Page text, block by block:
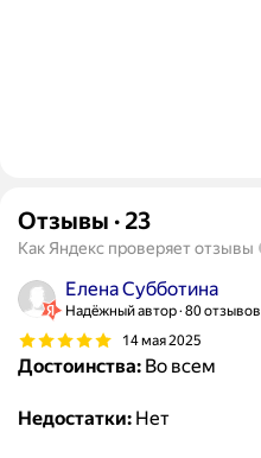
Отзывы · 23
Как Яндекс проверяет отзывы
Елена Субботина
Надёжный автор 80 отзывов
14 мая 2025
Достоинства: Во всем
Недостатки: Нет